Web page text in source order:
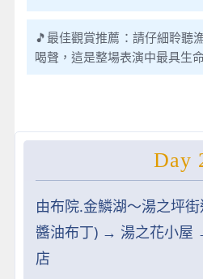
🎵最佳觀賞推薦：請仔細聆聽
喝聲，這是整場表演中最具生
Day
由布院.金鱗湖～湯之坪
醬油布丁) → 湯之花小屋
店